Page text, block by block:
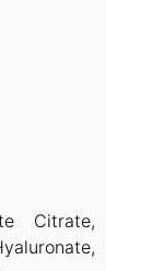
Citrate,